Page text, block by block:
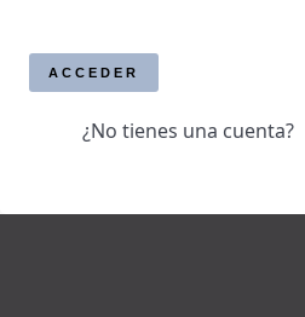
ACCEDER
¿No tienes una cuenta?